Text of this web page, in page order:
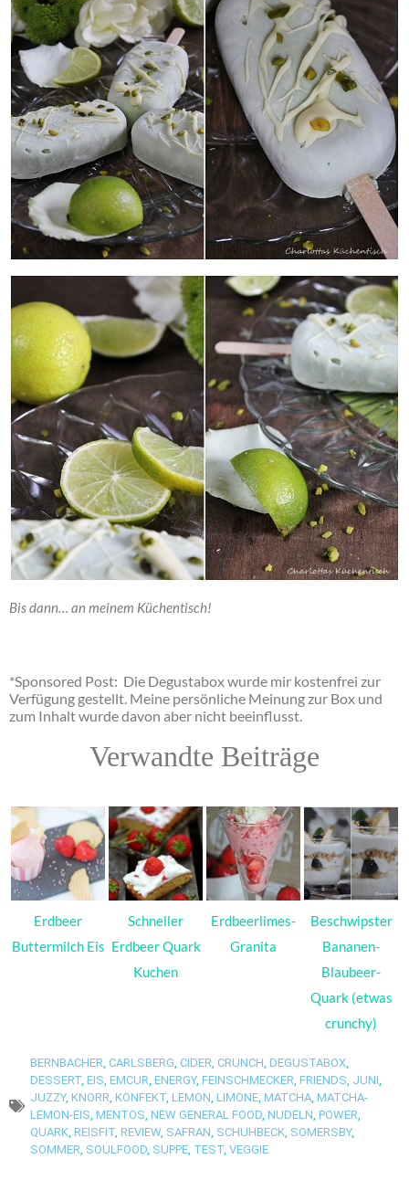
Bis dann… an meinem Küchentisch!
*Sponsored Post: Die Degustabox wurde mir kostenfrei zur
Verfügung gestellt. Meine persönliche Meinung zur Box und
zum Inhalt wurde davon aber nicht beeinflusst.
Verwandte Beiträge
Erdbeer
Buttermilch Eis
Schneller
Erdbeer Quark
Kuchen
Erdbeerlimes-
Granita
Beschwipster
Bananen-
Blaubeer-
Quark (etwas
crunchy)
BERNBACHER CARLSBERG CIDER CRUNCH DEGUSTABOX
DESSERT EIS EMCUR ENERGY, FEINSCHMECKER FRIENDS JUNI
JUZZY, KNORR KONFEKT LEMON LIMONE MATCHA MATCHA-
LEMON-EIS MENTOS NEW GENERAL FOOD NUDELN POWER
QUARK REISFIT REVIEW SAFRAN SCHUHBECK SOMERSBY,
SOMMER SOULFOOD SUPPE TEST VEGGIE